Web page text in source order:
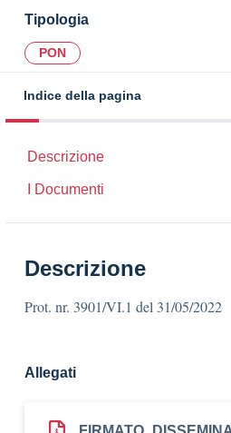
Tipologia
PON
Indice della pagina
Descrizione
I Documenti
Descrizione
Prot. nr. 3901/VI.1 del 31/05/2022
Allegati